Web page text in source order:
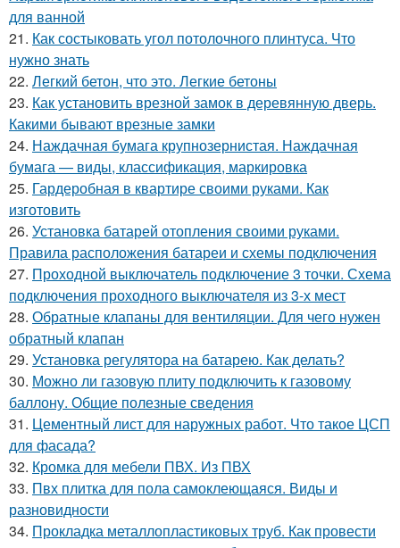
для ванной
21. Как состыковать угол потолочного плинтуса. Что
нужно знать
22. Легкий бетон, что это. Легкие бетоны
23. Как установить врезной замок в деревянную дверь.
Какими бывают врезные замки
24. Наждачная бумага крупнозернистая. Наждачная
бумага — виды, классификация, маркировка
25. Гардеробная в квартире своими руками. Как
изготовить
26. Установка батарей отопления своими руками.
Правила расположения батареи и схемы подключения
27. Проходной выключатель подключение 3 точки. Схема
подключения проходного выключателя из 3-х мест
28. Обратные клапаны для вентиляции. Для чего нужен
обратный клапан
29. Установка регулятора на батарею. Как делать?
30. Можно ли газовую плиту подключить к газовому
баллону. Общие полезные сведения
31. Цементный лист для наружных работ. Что такое ЦСП
для фасада?
32. Кромка для мебели ПВХ. Из ПВХ
33. Пвх плитка для пола самоклеющаяся. Виды и
разновидности
34. Прокладка металлопластиковых труб. Как провести